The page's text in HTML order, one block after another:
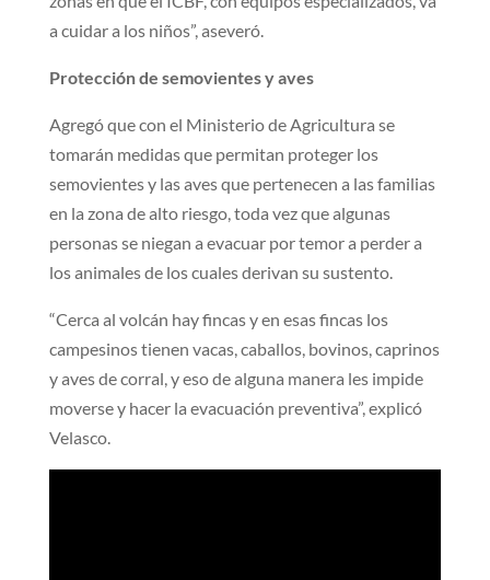
a cuidar a los niños”, aseveró.
Protección de semovientes y aves
Agregó que con el Ministerio de Agricultura se
tomarán medidas que permitan proteger los
semovientes y las aves que pertenecen a las familias
en la zona de alto riesgo, toda vez que algunas
personas se niegan a evacuar por temor a perder a
los animales de los cuales derivan su sustento.
“Cerca al volcán hay fincas y en esas fincas los
campesinos tienen vacas, caballos, bovinos, caprinos
y aves de corral, y eso de alguna manera les impide
moverse y hacer la evacuación preventiva”, explicó
Velasco.